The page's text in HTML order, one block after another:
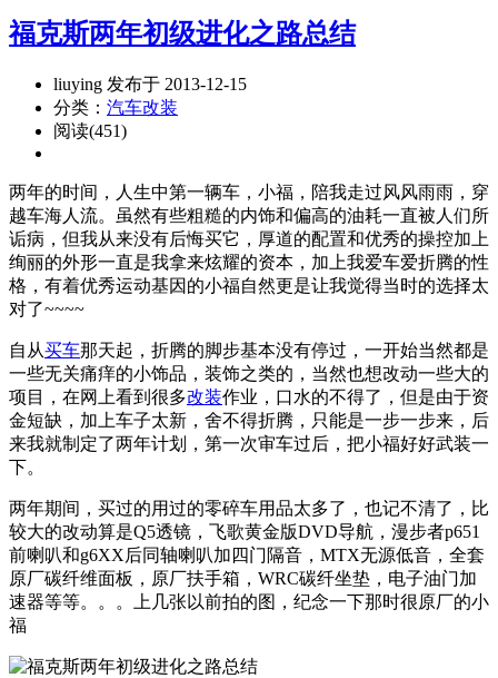
福克斯两年初级进化之路总结
liuying 发布于 2013-12-15
分类： 汽车改装
阅读(451)
两年的时间，人生中第一辆车，小福，陪我走过风风雨雨，穿
越车海人流。虽然有些粗糙的内饰和偏高的油耗一直被人们所
诟病，但我从来没有后悔买它，厚道的配置和优秀的操控加上
绚丽的外形一直是我拿来炫耀的资本，加上我爱车爱折腾的性
格，有着优秀运动基因的小福自然更是让我觉得当时的选择太
对了~~~~
自从买车那天起，折腾的脚步基本没有停过，一开始当然都是
一些无关痛痒的小饰品，装饰之类的，当然也想改动一些大的
项目，在网上看到很多改装作业，口水的不得了，但是由于资
金短缺，加上车子太新，舍不得折腾，只能是一步一步来，后
来我就制定了两年计划，第一次审车过后，把小福好好武装一
下。
两年期间，买过的用过的零碎车用品太多了，也记不清了，比
较大的改动算是Q5透镜，飞歌黄金版DVD导航，漫步者p651
前喇叭和g6XX后同轴喇叭加四门隔音，MTX无源低音，全套
原厂碳纤维面板，原厂扶手箱，WRC碳纤坐垫，电子油门加
速器等等。。。上几张以前拍的图，纪念一下那时很原厂的小
福